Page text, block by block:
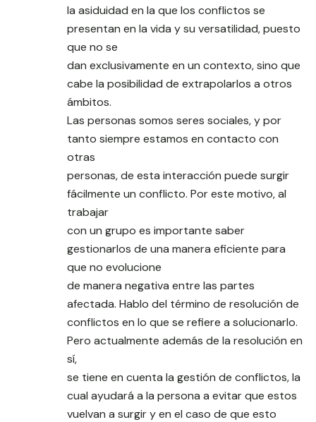
la asiduidad en la que los conflictos se
presentan en la vida y su versatilidad, puesto
que no se
dan exclusivamente en un contexto, sino que
cabe la posibilidad de extrapolarlos a otros
ámbitos.
Las personas somos seres sociales, y por
tanto siempre estamos en contacto con
otras
personas, de esta interacción puede surgir
fácilmente un conflicto. Por este motivo, al
trabajar
con un grupo es importante saber
gestionarlos de una manera eficiente para
que no evolucione
de manera negativa entre las partes
afectada. Hablo del término de resolución de
conflictos en lo que se refiere a solucionarlo.
Pero actualmente además de la resolución en
sí,
se tiene en cuenta la gestión de conflictos, la
cual ayudará a la persona a evitar que estos
vuelvan a surgir y en el caso de que esto